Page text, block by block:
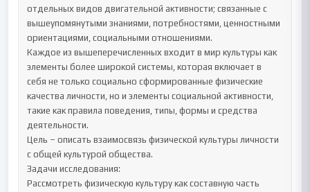
отдельных видов двигательной активности; связанные с
вышеупомянутыми знаниями, потребностями, ценностными
ориентациями, социальными отношениями.
Каждое из вышеперечисленных входит в мир культуры как
элементы более широкой системы, которая включает в
себя не только социально сформированные физические
качества личности, но и элементы социальной активности,
такие как правила поведения, типы, формы и средства
деятельности.
Цель – описать взаимосвязь физической культуры личности
с общей культурой общества.
Задачи исследования:
Рассмотреть физическую культуру как составную часть